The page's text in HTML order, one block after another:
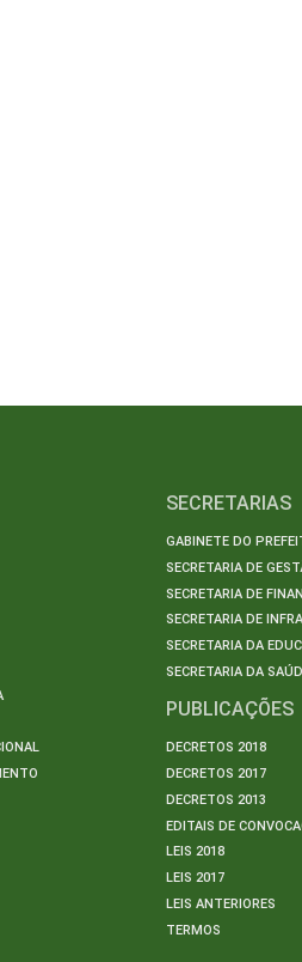
SECRETARIAS
GABINETE DO
SECRETARIA DE
SECRETARIA DE
SECRETARIA DE
SECRETARIA DA
SECRETARIA DA
PUBLICAÇÕES
DECRETOS 2018
DECRETOS 2017
DECRETOS 2013
EDITAIS DE
LEIS 2018
LEIS 2017
LEIS ANTERIORES
TERMOS